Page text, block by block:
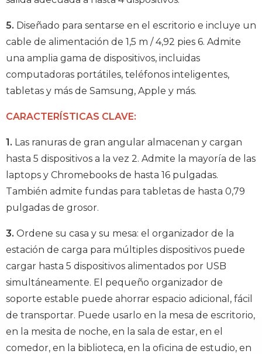
5. Diseñado para sentarse en el escritorio e incluye un
cable de alimentación de 1,5 m / 4,92 pies 6. Admite
una amplia gama de dispositivos, incluidas
computadoras portátiles, teléfonos inteligentes,
tabletas y más de Samsung, Apple y más.
CARACTERÍSTICAS CLAVE:
1. Las ranuras de gran angular almacenan y cargan
hasta 5 dispositivos a la vez 2. Admite la mayoría de las
laptops y Chromebooks de hasta 16 pulgadas.
También admite fundas para tabletas de hasta 0,79
pulgadas de grosor.
3. Ordene su casa y su mesa: el organizador de la
estación de carga para múltiples dispositivos puede
cargar hasta 5 dispositivos alimentados por USB
simultáneamente. El pequeño organizador de
soporte estable puede ahorrar espacio adicional, fácil
de transportar. Puede usarlo en la mesa de escritorio,
en la mesita de noche, en la sala de estar, en el
comedor, en la biblioteca, en la oficina de estudio, en